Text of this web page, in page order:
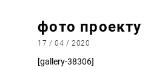
фото проекту
17 / 04 / 2020
[gallery-38306]